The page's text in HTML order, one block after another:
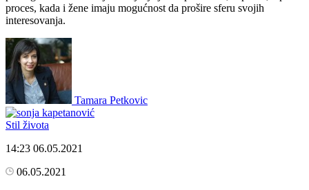
proces, kada i žene imaju mogućnost da prošire sferu svojih
interesovanja.
Tamara Petkovic
Stil života
14:23 06.05.2021
06.05.2021